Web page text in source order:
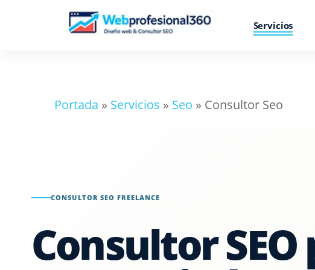
Servicios
Portada » Servicios » Seo » Consultor Seo
CONSULTOR SEO FREELANCE
Consultor SEO